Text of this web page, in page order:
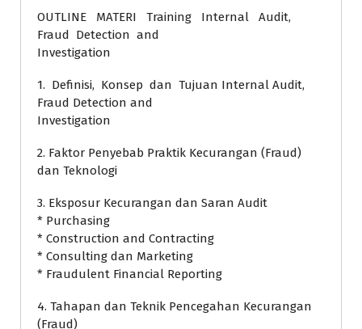
OUTLINE MATERI Training Internal Audit,
Fraud Detection and
Investigation
1. Definisi, Konsep dan Tujuan Internal Audit,
Fraud Detection and
Investigation
2. Faktor Penyebab Praktik Kecurangan (Fraud)
dan Teknologi
3. Eksposur Kecurangan dan Saran Audit
* Purchasing
* Construction and Contracting
* Consulting dan Marketing
* Fraudulent Financial Reporting
4. Tahapan dan Teknik Pencegahan Kecurangan
(Fraud)